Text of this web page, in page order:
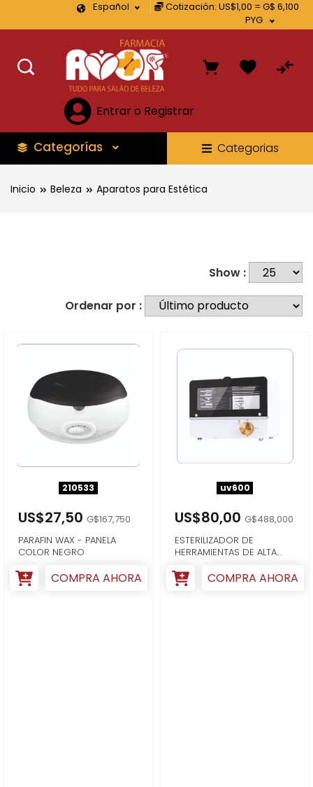
Español
Cotización: US$1,00 = G$ 6,100
PYG
Entrar o Registrar
Categorías Categorias
Inicio Beleza Aparatos para Estética
Show :
Ordenar por :
210533
US$27,50 G$167,750
PARAFIN WAX - PANELA
COLOR NEGRO
COMPRA AHORA
uv600
US$80,00 G$488,000
ESTERILIZADOR DE
HERRAMIENTAS DE ALTA
COMPRA AHORA